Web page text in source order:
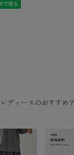
レディースのおすすめ